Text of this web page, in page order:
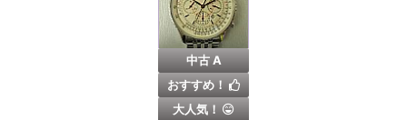
中古 A
おすすめ！
大人気！